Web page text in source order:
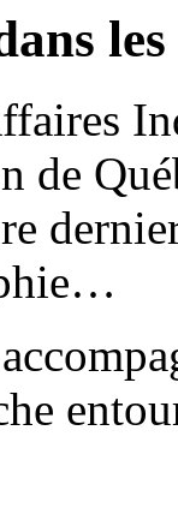
les
de